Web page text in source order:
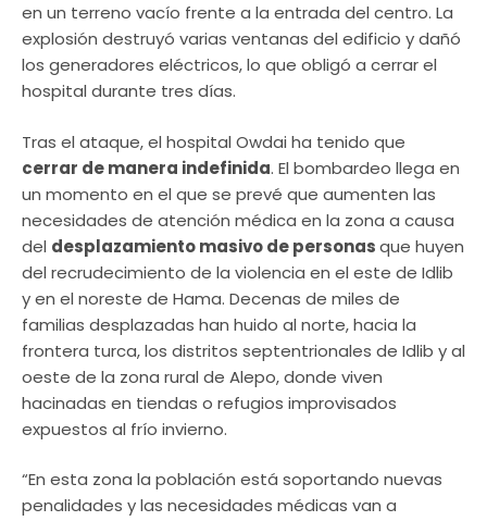
en un terreno vacío frente a la entrada del centro. La
explosión destruyó varias ventanas del edificio y dañó
los generadores eléctricos, lo que obligó a cerrar el
hospital durante tres días.
Tras el ataque, el hospital Owdai ha tenido que
cerrar de manera indefinida. El bombardeo llega en
un momento en el que se prevé que aumenten las
necesidades de atención médica en la zona a causa
del desplazamiento masivo de personasque huyen
del recrudecimiento de la violencia en el este de Idlib
y en el noreste de Hama. Decenas de miles de
familias desplazadas han huido al norte, hacia la
frontera turca, los distritos septentrionales de Idlib y al
oeste de la zona rural de Alepo, donde viven
hacinadas en tiendas o refugios improvisados
expuestos al frío invierno.
“En esta zona la población está soportando nuevas
penalidades y las necesidades médicas van a